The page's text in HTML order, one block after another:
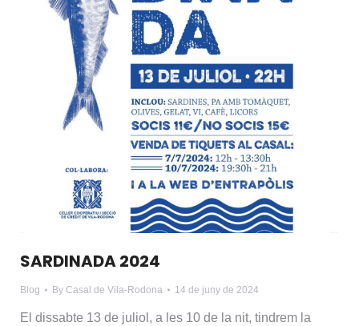
SARDINADA 2024
Blog By Casal de Vila-Rodona 14 de juny de 2024
El dissabte 13 de juliol, a les 10 de la nit, tindrem la